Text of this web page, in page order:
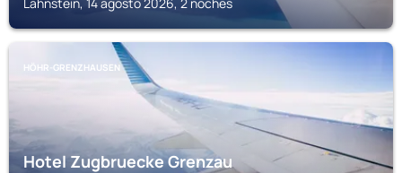
HÖHR-GRENZHAUSEN
Hotel Zugbruecke Grenzau